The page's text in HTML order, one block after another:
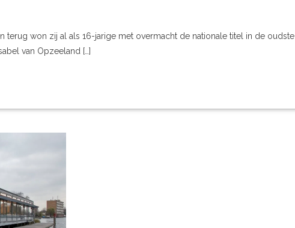
terug won zij al als 16-jarige met overmacht de nationale titel in de oudste
van Opzeeland […]